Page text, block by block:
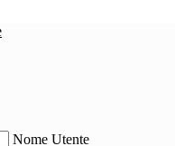
Nome Utente